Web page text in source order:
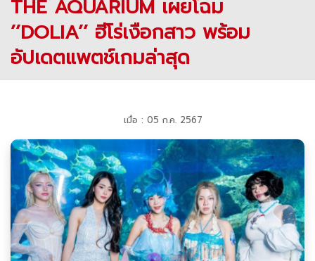
THE AQUARIUM เผยโฉม
’’DOLIA’’ ฮีโร่เงือกสาว พร้อม
อัปเดตแพตช์เกมล่าสุด
เมื่อ : 05 ก.ค. 2567